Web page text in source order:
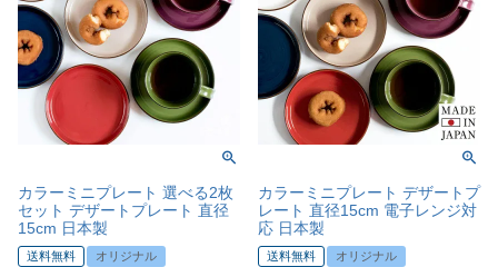
カラーミニプレート 選べる2枚
セット デザートプレート 直径
15cm 日本製
送料無料 オリジナル
カラーミニプレート デザートプ
レート 直径15cm 電子レンジ対
応 日本製
送料無料 オリジナル